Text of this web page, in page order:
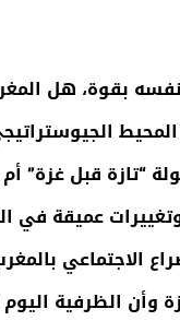
بقوة، هل
“تازة قبل غزة”
عميقة في
الاجتماعي
وأن الظرفية